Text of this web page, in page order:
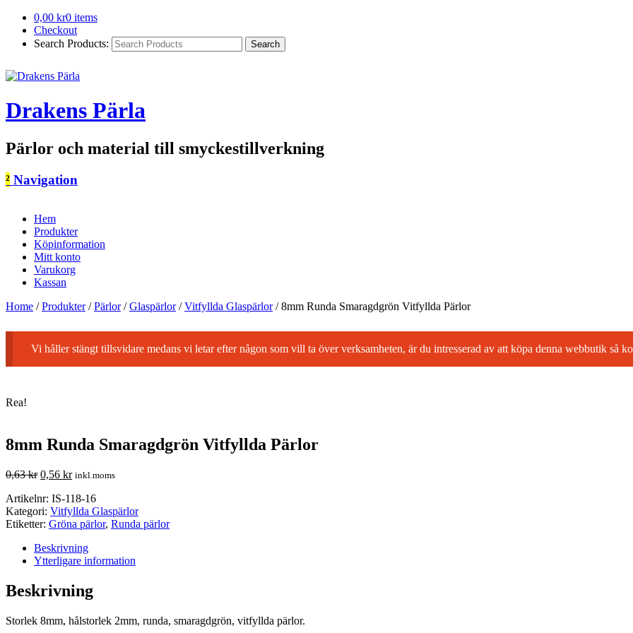
0,00 kr0 items
Checkout
Search Products:
Drakens Pärla
Pärlor och material till smyckestillverkning
² Navigation
Hem
Produkter
Köpinformation
Mitt konto
Varukorg
Kassan
Home / Produkter / Pärlor / Glaspärlor / Vitfyllda Glaspärlor / 8mm Runda Smaragdgrön Vitfyllda Pärlor
Vi håller stängt tillsvidare medans vi letar efter någon som vill ta över verksamheten, är du intresserad av att köpa denna webbutik så
Rea!
8mm Runda Smaragdgrön Vitfyllda Pärlor
0,63kr 0,56 kr inkl.moms
Artikelnr: IS-118-16
Kategori: Vitfyllda Glaspärlor
Etiketter: Gröna pärlor, Runda pärlor
Beskrivning
Ytterligare information
Beskrivning
Storlek 8mm, hålstorlek 2mm, runda, smaragdgrön, vitfyllda pärlor.